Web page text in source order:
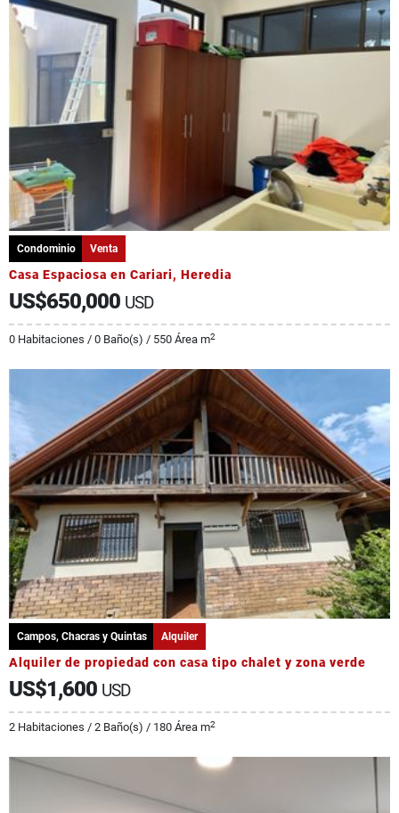
Condominio Venta
Casa Espaciosa en Cariari, Heredia
US$650,000 USD
0 Habitaciones / 0 Baño(s) / 550 Área m2
Campos, Chacras y Quintas Alquiler
Alquiler de propiedad con casa tipo chalet y zona verde
US$1,600 USD
2 Habitaciones / 2 Baño(s) / 180 Área m2